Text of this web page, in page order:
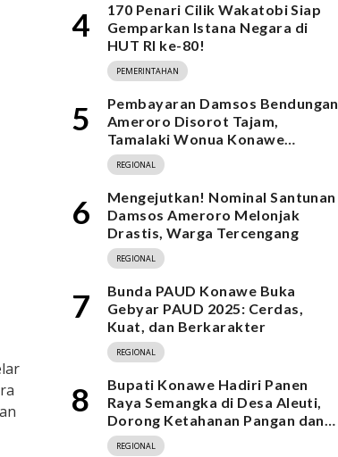
4
170 Penari Cilik Wakatobi Siap
Gemparkan Istana Negara di
HUT RI ke-80!
PEMERINTAHAN
5
Pembayaran Damsos Bendungan
Ameroro Disorot Tajam,
Tamalaki Wonua Konawe
Ungkap Dugaan Ketidakberesan
REGIONAL
6
Mengejutkan! Nominal Santunan
Damsos Ameroro Melonjak
Drastis, Warga Tercengang
REGIONAL
7
Bunda PAUD Konawe Buka
Gebyar PAUD 2025: Cerdas,
Kuat, dan Berkarakter
REGIONAL
8
Bupati Konawe Hadiri Panen
Raya Semangka di Desa Aleuti,
Dorong Ketahanan Pangan dan
Program MBG
REGIONAL